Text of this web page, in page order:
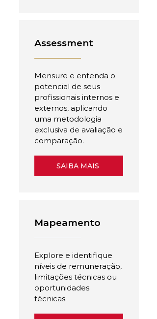
Assessment
Mensure e entenda o
potencial de seus
profissionais internos e
externos, aplicando
uma metodologia
exclusiva de avaliação e
comparação.
SAIBA MAIS
Mapeamento
Explore e identifique
níveis de remuneração,
limitações técnicas ou
oportunidades
técnicas.